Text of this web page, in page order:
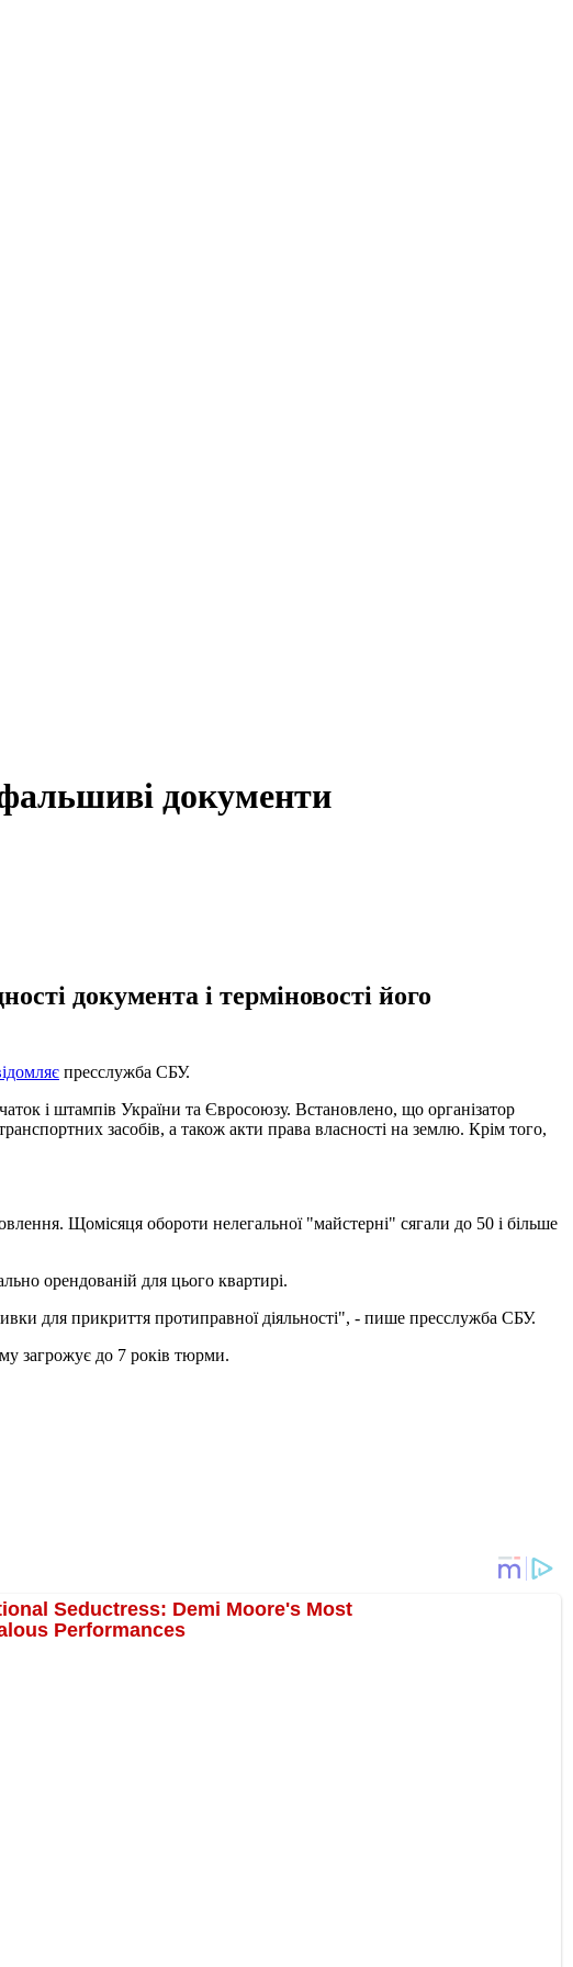
документи
документа і терміновості його
пресслужба СБУ.
і штампів України та Євросоюзу. Встановлено, що організатор
засобів, а також акти права власності на землю. Крім того,
Щомісяця обороти нелегальної "майстерні" сягали до 50 і більше
орендованій для цього квартирі.
для прикриття протиправної діяльності", - пише пресслужба СБУ.
загрожує до 7 років тюрми.